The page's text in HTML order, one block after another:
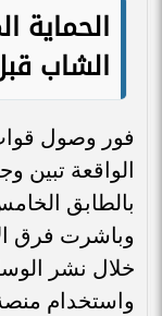
الحماية
الشاب
فور وصول
الواقعة
بالطابق
وباشرت فرق
خلال نشر
واستخدام